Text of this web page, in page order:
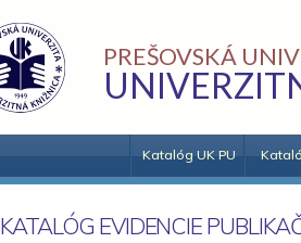
PREŠOVSKÁ
Katalóg UK PU
KATALÓG EVIDENCIE